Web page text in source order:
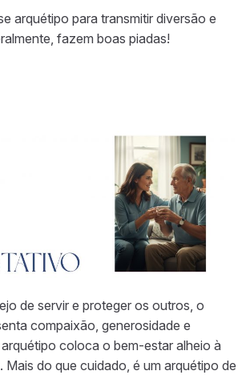
arquétipo para transmitir diversão e
fazem boas piadas!
de servir e proteger os outros, o
compaixão, generosidade e
coloca o bem-estar alheio à
Mais do que cuidado, é um arquétipo de